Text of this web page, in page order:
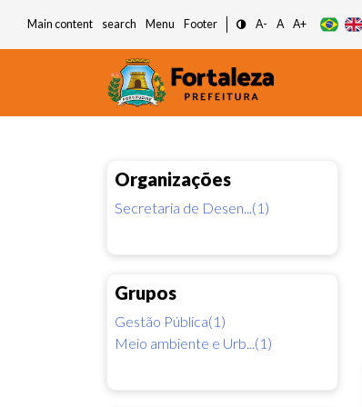
Main content search Menu Footer A- A A+
Organizações
Secretaria de Desen...(1)
Grupos
Gestão Pública(1)
Meio ambiente e Urb...(1)